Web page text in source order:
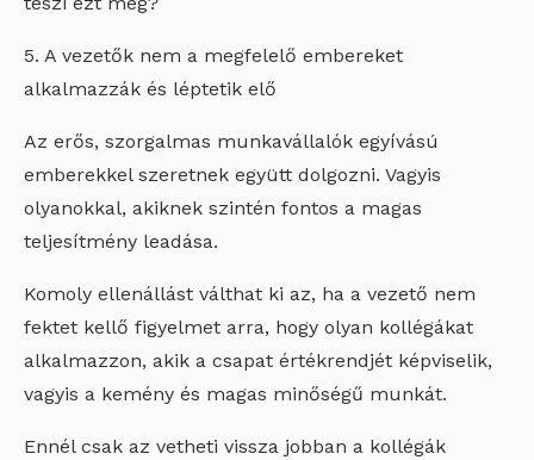
5. A vezetők nem a megfelelő embereket
alkalmazzák és léptetik elő
Az erős, szorgalmas munkavállalók egyívású
emberekkel szeretnek együtt dolgozni. Vagyis
olyanokkal, akiknek szintén fontos a magas
teljesítmény leadása.
Komoly ellenállást válthat ki az, ha a vezető nem
fektet kellő figyelmet arra, hogy olyan kollégákat
alkalmazzon, akik a csapat értékrendjét képviselik,
vagyis a kemény és magas minőségű munkát.
Ennél csak az vetheti vissza jobban a kollégák